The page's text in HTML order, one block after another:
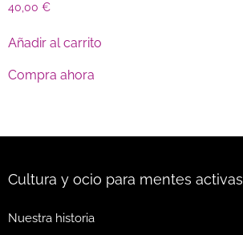
40,00 €
Añadir al carrito
Compra ahora
Cultura y ocio para mentes activas
Nuestra historia